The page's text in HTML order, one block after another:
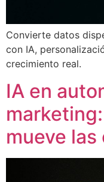
Convierte datos
con IA,
crecimiento real.
IA en
mueve